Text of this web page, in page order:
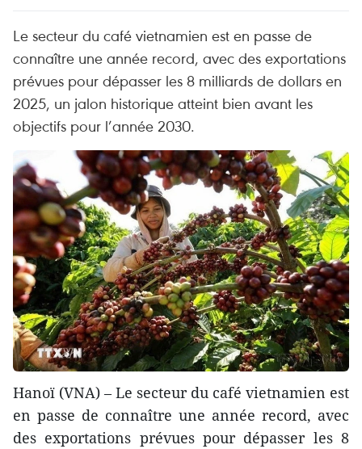
Le secteur du café vietnamien est en passe de
connaître une année record, avec des exportations
prévues pour dépasser les 8 milliards de dollars en
2025, un jalon historique atteint bien avant les
objectifs pour l’année 2030.
Hanoï (VNA) – Le secteur du café vietnamien est
en passe de connaître une année record, avec
des exportations prévues pour dépasser les 8